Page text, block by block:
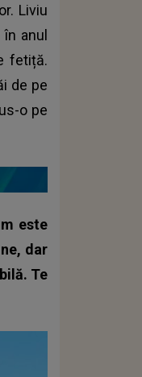
Liviu
anul
fetiță.
de pe
o pe
este
dar
Te